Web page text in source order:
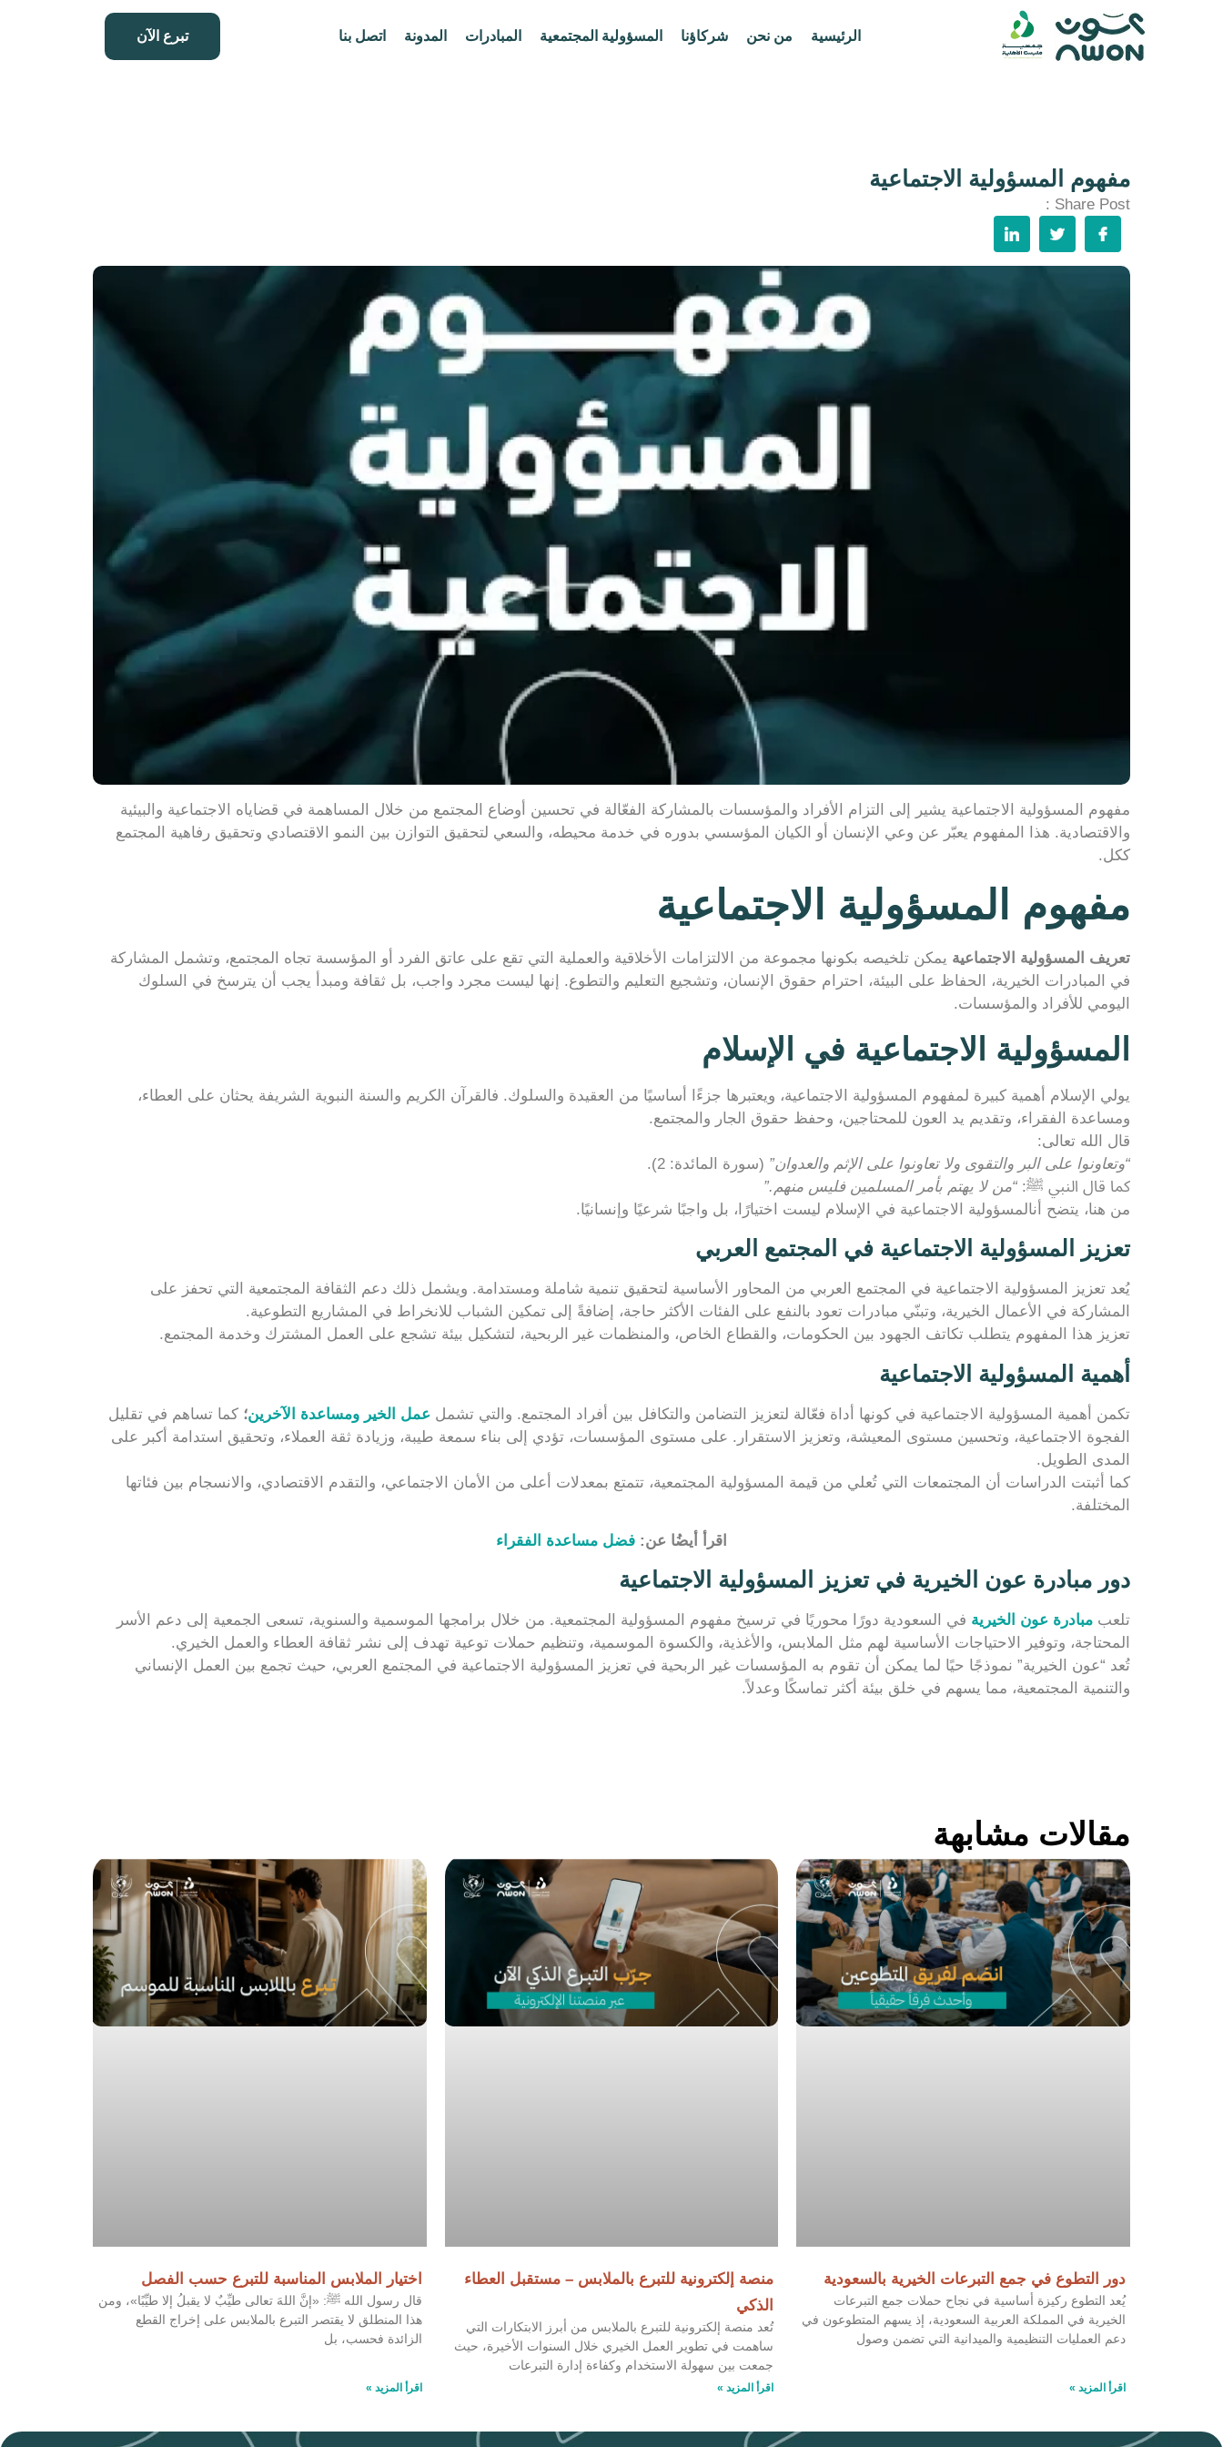
الرئيسية من نحن شركاؤنا المسؤولية المجتمعية المبادرات المدونة اتصل بنا تبرع الآن
مفهوم المسؤولية الاجتماعية
Share Post :
مفهوم المسؤولية الاجتماعية يشير إلى التزام الأفراد والمؤسسات بالمشاركة الفعّالة في تحسين أوضاع المجتمع من خلال المساهمة في قضاياه الاجتماعية والبيئية
والاقتصادية. هذا المفهوم يعبّر عن وعي الإنسان أو الكيان المؤسسي بدوره في خدمة محيطه، والسعي لتحقيق التوازن بين النمو الاقتصادي وتحقيق رفاهية المجتمع
ككل.
مفهوم المسؤولية الاجتماعية
تعريف المسؤولية الاجتماعية يمكن تلخيصه بكونها مجموعة من الالتزامات الأخلاقية والعملية التي تقع على عاتق الفرد أو المؤسسة تجاه المجتمع، وتشمل المشاركة
في المبادرات الخيرية، الحفاظ على البيئة، احترام حقوق الإنسان، وتشجيع التعليم والتطوع. إنها ليست مجرد واجب، بل ثقافة ومبدأ يجب أن يترسخ في السلوك
اليومي للأفراد والمؤسسات.
المسؤولية الاجتماعية في الإسلام
يولي الإسلام أهمية كبيرة لمفهوم المسؤولية الاجتماعية، ويعتبرها جزءًا أساسيًا من العقيدة والسلوك. فالقرآن الكريم والسنة النبوية الشريفة يحثان على العطاء،
ومساعدة الفقراء، وتقديم يد العون للمحتاجين، وحفظ حقوق الجار والمجتمع.
قال الله تعالى:
“وتعاونوا على البر والتقوى ولا تعاونوا على الإثم والعدوان” (سورة المائدة: 2).
كما قال النبي ﷺ: “من لا يهتم بأمر المسلمين فليس منهم.”
من هنا، يتضح أنالمسؤولية الاجتماعية في الإسلام ليست اختيارًا، بل واجبًا شرعيًا وإنسانيًا.
تعزيز المسؤولية الاجتماعية في المجتمع العربي
يُعد تعزيز المسؤولية الاجتماعية في المجتمع العربي من المحاور الأساسية لتحقيق تنمية شاملة ومستدامة. ويشمل ذلك دعم الثقافة المجتمعية التي تحفز على
المشاركة في الأعمال الخيرية، وتبنّي مبادرات تعود بالنفع على الفئات الأكثر حاجة، إضافةً إلى تمكين الشباب للانخراط في المشاريع التطوعية.
تعزيز هذا المفهوم يتطلب تكاتف الجهود بين الحكومات، والقطاع الخاص، والمنظمات غير الربحية، لتشكيل بيئة تشجع على العمل المشترك وخدمة المجتمع.
أهمية المسؤولية الاجتماعية
تكمن أهمية المسؤولية الاجتماعية في كونها أداة فعّالة لتعزيز التضامن والتكافل بين أفراد المجتمع. والتي تشمل عمل الخير ومساعدة الآخرين؛ كما تساهم في تقليل
الفجوة الاجتماعية، وتحسين مستوى المعيشة، وتعزيز الاستقرار. على مستوى المؤسسات، تؤدي إلى بناء سمعة طيبة، وزيادة ثقة العملاء، وتحقيق استدامة أكبر على
المدى الطويل.
كما أثبتت الدراسات أن المجتمعات التي تُعلي من قيمة المسؤولية المجتمعية، تتمتع بمعدلات أعلى من الأمان الاجتماعي، والتقدم الاقتصادي، والانسجام بين فئاتها
المختلفة.
اقرأ أيضُا عن: فضل مساعدة الفقراء
دور مبادرة عون الخيرية في تعزيز المسؤولية الاجتماعية
تلعب مبادرة عون الخيرية في السعودية دورًا محوريًا في ترسيخ مفهوم المسؤولية المجتمعية. من خلال برامجها الموسمية والسنوية، تسعى الجمعية إلى دعم الأسر
المحتاجة، وتوفير الاحتياجات الأساسية لهم مثل الملابس، والأغذية، والكسوة الموسمية، وتنظيم حملات توعية تهدف إلى نشر ثقافة العطاء والعمل الخيري.
تُعد “عون الخيرية” نموذجًا حيًا لما يمكن أن تقوم به المؤسسات غير الربحية في تعزيز المسؤولية الاجتماعية في المجتمع العربي، حيث تجمع بين العمل الإنساني
والتنمية المجتمعية، مما يسهم في خلق بيئة أكثر تماسكًا وعدلاً.
مقالات مشابهة
دور التطوع في جمع التبرعات الخيرية بالسعودية
يُعد التطوع ركيزة أساسية في نجاح حملات جمع التبرعات
الخيرية في المملكة العربية السعودية، إذ يسهم المتطوعون في
دعم العمليات التنظيمية والميدانية التي تضمن وصول
اقرأ المزيد »
منصة إلكترونية للتبرع بالملابس – مستقبل العطاء
الذكي
تُعد منصة إلكترونية للتبرع بالملابس من أبرز الابتكارات التي
ساهمت في تطوير العمل الخيري خلال السنوات الأخيرة، حيث
جمعت بين سهولة الاستخدام وكفاءة إدارة التبرعات
اقرأ المزيد »
اختيار الملابس المناسبة للتبرع حسب الفصل
قال رسول الله ﷺ: «إنَّ اللهَ تعالى طيِّبٌ لا يقبلُ إلا طيِّبًا»، ومن
هذا المنطلق لا يقتصر التبرع بالملابس على إخراج القطع
الزائدة فحسب، بل
اقرأ المزيد »